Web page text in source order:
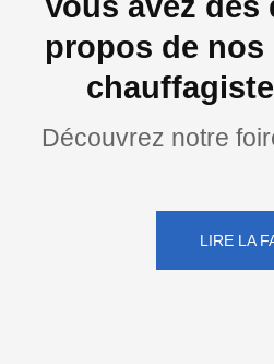
propos de nos
Découvrez notre
LIRE LA